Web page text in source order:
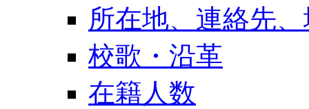
所在地、連絡先
校歌・沿革
在籍人数